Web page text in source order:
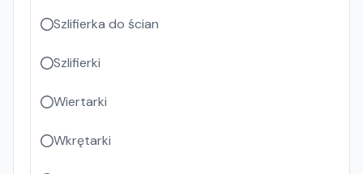
Szlifierka do ścian
Szlifierki
Wiertarki
Wkrętarki